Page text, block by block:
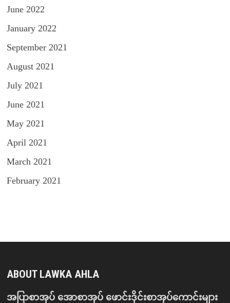
June 2022
January 2022
September 2021
August 2021
July 2021
June 2021
May 2021
April 2021
March 2021
February 2021
ABOUT LAWKA AHLA
အပြာစာအုပ် အောစာအုပ် ဖောင်းဒိုင်းစာအုပ်ကောင်းများ